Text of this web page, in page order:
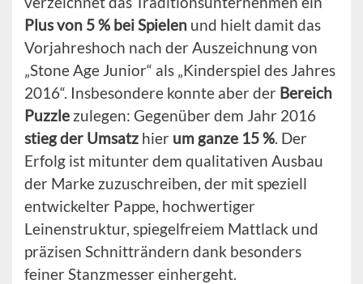
Plus von 5 % bei Spielen und hielt damit das
Vorjahreshoch nach der Auszeichnung von
„Stone Age Junior“ als „Kinderspiel des Jahres
2016“. Insbesondere konnte aber der Bereich
Puzzle zulegen: Gegenüber dem Jahr 2016
stieg der Umsatz hier um ganze 15 %. Der
Erfolg ist mitunter dem qualitativen Ausbau
der Marke zuzuschreiben, der mit speziell
entwickelter Pappe, hochwertiger
Leinenstruktur, spiegelfreiem Mattlack und
präzisen Schnitträndern dank besonders
feiner Stanzmesser einhergeht.